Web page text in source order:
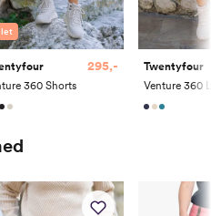
134-142 82-85 174-182
142-150 82-85 174-182
150-158 82-85 174-182
360 Shorts
295,- Twentyfour